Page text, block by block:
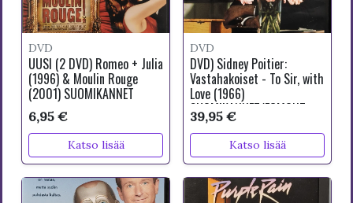
DVD
UUSI (2 DVD) Romeo + Julia
(1996) & Moulin Rouge
(2001) SUOMIKANNET
6,95 €
Katso lisää
DVD
DVD) Sidney Poitier:
Vastahakoiset - To Sir, with
Love (1966)
SUOMIKANNET/EGMONT
39,95 €
Katso lisää